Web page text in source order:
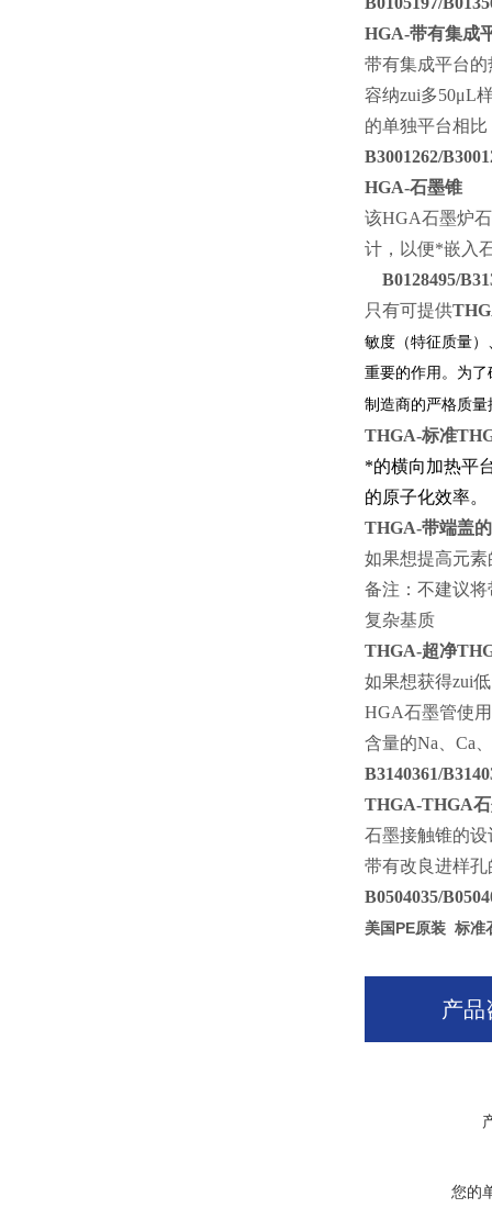
HGA-带有集
带有集成平台
容纳zui多50μL
的单独平台相
B3001262/
HGA-
该HGA石墨炉
计，以便*嵌入
B0128495/
只有可提供
敏度（特征质量
重要的作用。为
制造商的严格质量
THGA-标
*的横向加热平
的原子化效率。
THGA-带
如果想提高元
备注：不建议
复杂基质
THGA-超净
如果想获得zui
HGA石墨管使
含量的Na、Ca
B3140361/
THGA-THGA
石墨接触锥的
带有改良进样
B0504035/
美国PE原装 标准
产品
您的